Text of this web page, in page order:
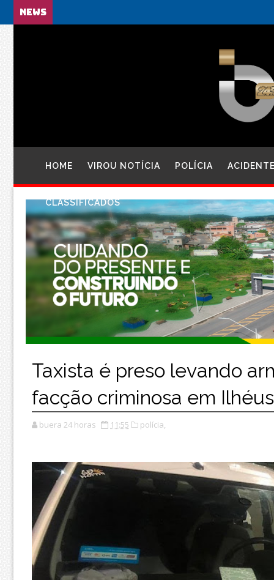
NEWS
HOME VIROU NOTÍCIA POLÍCIA
CLASSIFICADOS
Taxista é preso levando
facção criminosa em Ilhéus
buera 24 horas 11:55 polícia,